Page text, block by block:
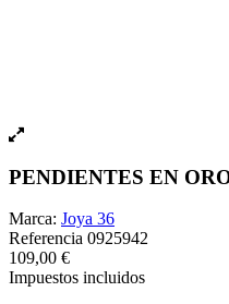
PENDIENTES EN
Marca: Joya 36
Referencia 0925942
109,00 €
Impuestos incluidos